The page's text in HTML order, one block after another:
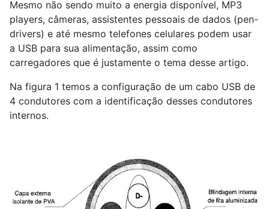
Mesmo não sendo muito a energia disponível, MP3
players, câmeras, assistentes pessoais de dados (pen-
drivers) e até mesmo telefones celulares podem usar
a USB para sua alimentação, assim como
carregadores que é justamente o tema desse artigo.
Na figura 1 temos a configuração de um cabo USB de
4 condutores com a identificação desses condutores
internos.